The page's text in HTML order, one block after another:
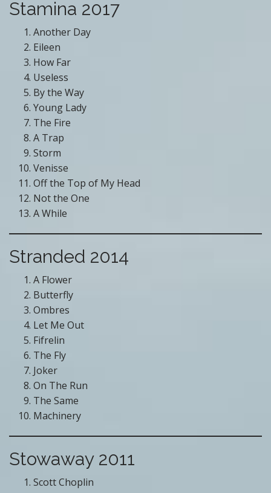
Stamina 2017
Another Day
Eileen
How Far
Useless
By the Way
Young Lady
The Fire
A Trap
Storm
Venisse
Off the Top of My Head
Not the One
A While
Stranded 2014
A Flower
Butterfly
Ombres
Let Me Out
Fifrelin
The Fly
Joker
On The Run
The Same
Machinery
Stowaway 2011
Scott Choplin